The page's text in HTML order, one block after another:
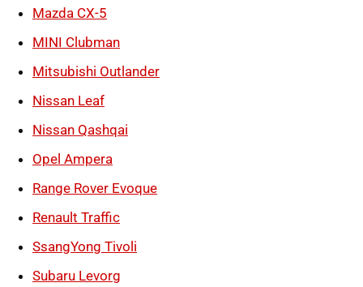
Mazda CX-5
MINI Clubman
Mitsubishi Outlander
Nissan Leaf
Nissan Qashqai
Opel Ampera
Range Rover Evoque
Renault Traffic
SsangYong Tivoli
Subaru Levorg